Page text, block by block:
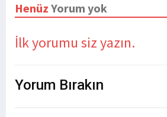
Henüz Yorum yok
İlk yorumu siz yazın.
Yorum Bırakın